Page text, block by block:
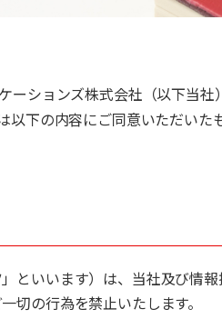
ションズ株式会社（以下当
下の内容にご同意いただい
といいます）は、当社及び情
切の行為を禁止いたします。